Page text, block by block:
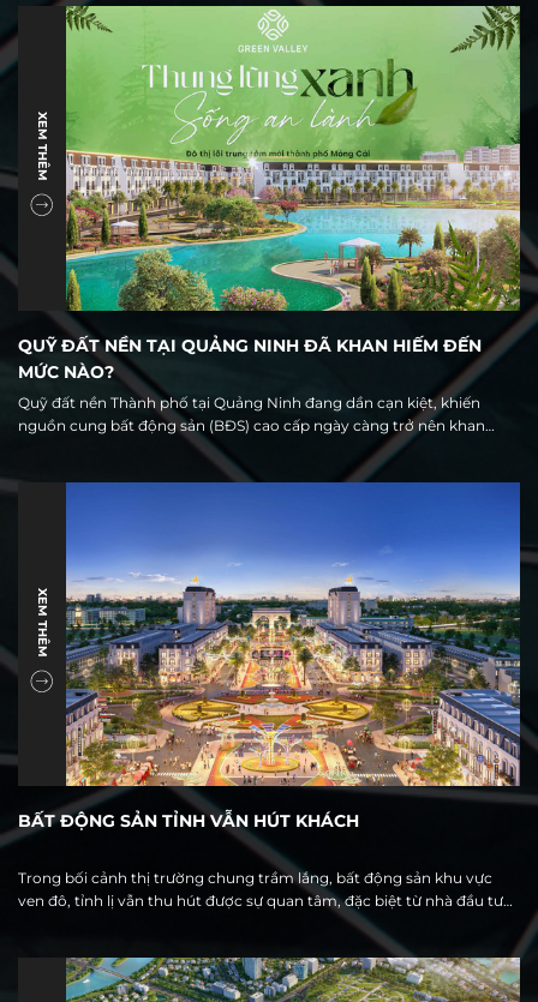
XEM THÊM
QUỸ ĐẤT NỀN TẠI QUẢNG NINH ĐÃ KHAN HIẾM ĐẾN
MỨC NÀO?
Quỹ đất nền Thành phố tại Quảng Ninh đang dần cạn kiệt, khiến
nguồn cung bất động sản (BĐS) cao cấp ngày càng trở nên khan
hiếm. Trong khi đó, nhu cầu sở hữu nhà ở phân khúc này vẫn không
XEM THÊM
BẤT ĐỘNG SẢN TỈNH VẪN HÚT KHÁCH
Trong bối cảnh thị trường chung trầm lắng, bất động sản khu vực
ven đô, tỉnh lị vẫn thu hút được sự quan tâm, đặc biệt từ nhà đầu tư
Hà Nội, qua đó giữ vai trò “hoạt náo viên” cho thị trường địa ốc.